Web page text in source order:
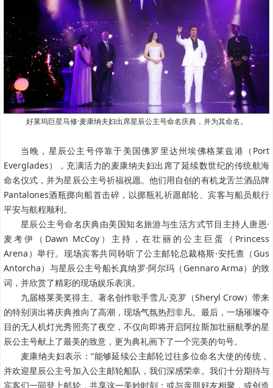
好莱坞巨星马修·麦康纳夫妇出席星辰公主号命名庆典，并为其命名。
当晚，星辰公主号停靠于美国佛罗里达州埃佛格莱兹港（Port
Everglades），充满活力的麦康纳夫妇出席了延续数世纪的传统航海
命名仪式，并为星辰公主号祈福祝愿。他们用自创的有机龙舌兰酒品牌
Pantalones酒瓶掷向船首击碎，以掷瓶礼祈愿邮轮、宾客与船员航行
平安与航程顺利。
星辰公主号命名庆典由美国知名旅游与生活方式节目主持人唐恩·
麦考伊（Dawn McCoy）主持，在壮丽的公主巨蛋（Princess
Arena）举行。现场宾客共同聆听了公主邮轮总裁格斯·安托查（Gus
Antorcha）与星辰公主号船长真纳罗·阿尔玛（Gennaro Arma）的致
词，并欣赏了精彩的现场娱乐表演。
九届格莱美奖得主、著名创作歌手雪儿·克罗（Sheryl Crow）带来
的特别演出将庆典推向了高潮，现场气氛热烈非凡。最后，一场璀璨夺
目的无人机灯光秀照亮了夜空，不仅向即将开启阿拉斯加壮丽航季的星
辰公主号献上了最美的致意，更为典礼画下了一个完美的句号。
麦康纳夫妇表示：“能够延续公主邮轮过往多位命名大使的传统，
并欢迎星辰公主号加入公主邮轮船队，我们深感荣幸。我们十分期待与
宾客们一同登上邮轮，共享这一美妙时刻：或与亲朋好友相聚，或创造